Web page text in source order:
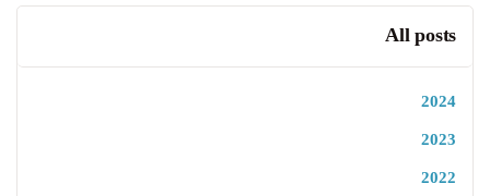
All posts
2024
2023
2022